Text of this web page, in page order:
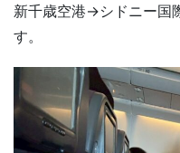
新千歳空港→シドニー国
す。